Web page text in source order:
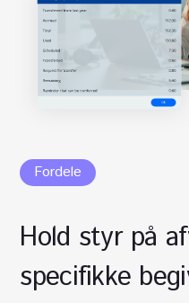
Fordele
Hold styr på
specifikke